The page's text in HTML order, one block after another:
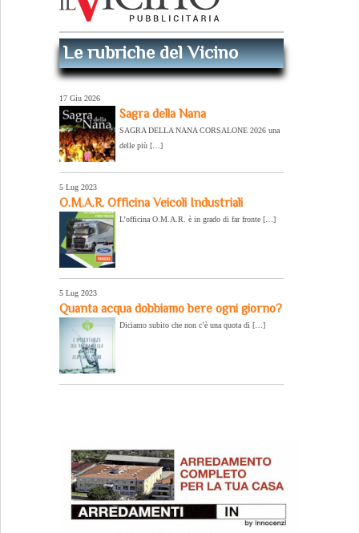
Le rubriche del Vicino
17 Giu 2026
Sagra della Nana
SAGRA DELLA NANA CORSALONE 2026 una
delle più […]
5 Lug 2023
O.M.A.R. Officina Veicoli Industriali
L’officina O.M.A.R. è in grado di far fronte […]
5 Lug 2023
Quanta acqua dobbiamo bere ogni giorno?
Diciamo subito che non c’è una quota di […]